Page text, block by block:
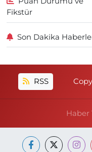
Fikstür
Son Dakika
RSS
Haber